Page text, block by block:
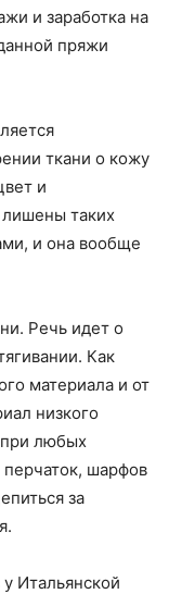
и заработка на
пряжи
ткани о кожу
и
лишены таких
и она вообще
Речь идет о
Как
материала и от
низкого
при любых
перчаток, шарфов
за
Итальянской